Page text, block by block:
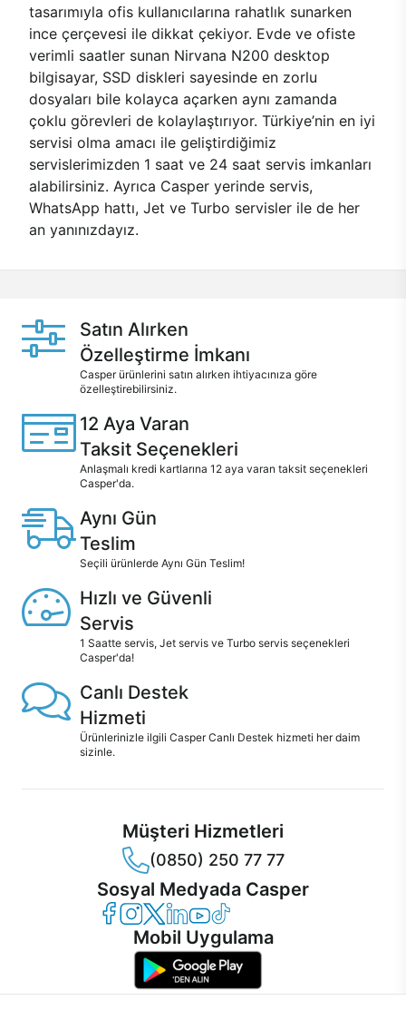
tasarımıyla ofis kullanıcılarına rahatlık sunarken
ince çerçevesi ile dikkat çekiyor. Evde ve ofiste
verimli saatler sunan Nirvana N200 desktop
bilgisayar, SSD diskleri sayesinde en zorlu
dosyaları bile kolayca açarken aynı zamanda
çoklu görevleri de kolaylaştırıyor. Türkiye’nin en iyi
servisi olma amacı ile geliştirdiğimiz
servislerimizden 1 saat ve 24 saat servis imkanları
alabilirsiniz. Ayrıca Casper yerinde servis,
WhatsApp hattı, Jet ve Turbo servisler ile de her
an yanınızdayız.
Satın Alırken
Özelleştirme İmkanı
Casper ürünlerini satın alırken ihtiyacınıza göre
özelleştirebilirsiniz.
12 Aya Varan
Taksit Seçenekleri
Anlaşmalı kredi kartlarına 12 aya varan taksit seçenekleri
Casper'da.
Aynı Gün
Teslim
Seçili ürünlerde Aynı Gün Teslim!
Hızlı ve Güvenli
Servis
1 Saatte servis, Jet servis ve Turbo servis seçenekleri
Casper'da!
Canlı Destek
Hizmeti
Ürünlerinizle ilgili Casper Canlı Destek hizmeti her daim
sizinle.
Müşteri Hizmetleri
(0850) 250 77 77
Sosyal Medyada Casper
Casper Facebook
Casper Instagram
Casper Twitter
Casper LinkedIn
Casper YouTube
Casper TikTok
Mobil Uygulama